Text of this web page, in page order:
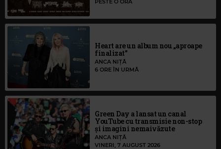
PESTE O ORĂ
Heart are un album nou „aproape
finalizat”
ANCA NIȚĂ
6 ORE ÎN URMĂ
Green Day a lansat un canal
YouTube cu transmisie non-stop
și imagini nemaivăzute
ANCA NIȚĂ
VINERI, 7 AUGUST 2026